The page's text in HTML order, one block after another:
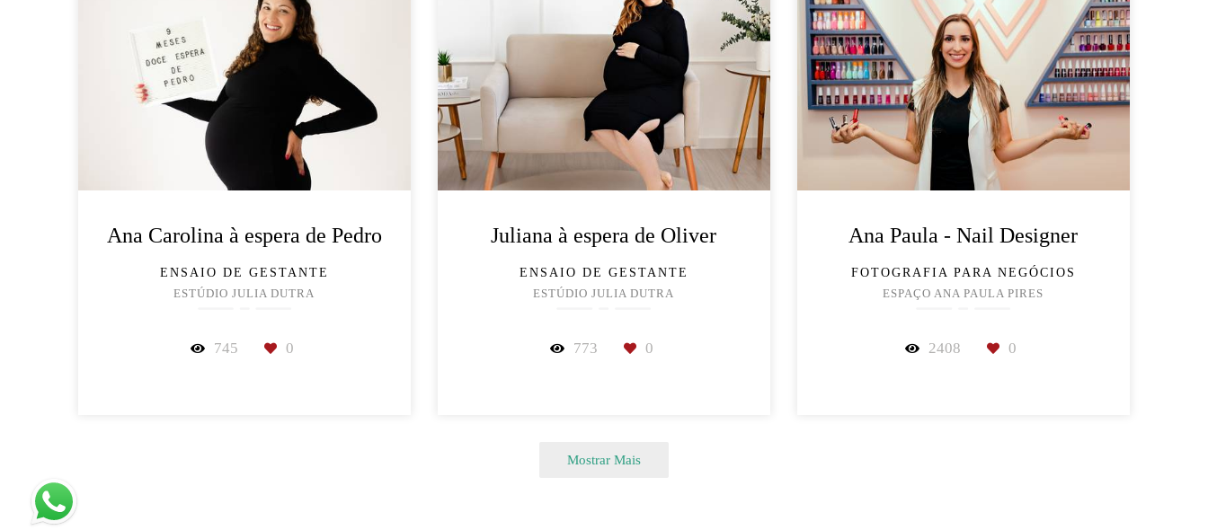
Ana Carolina à espera de Pedro
ENSAIO DE GESTANTE
ESTÚDIO JULIA DUTRA
745 0
Juliana à espera de Oliver
ENSAIO DE GESTANTE
ESTÚDIO JULIA DUTRA
773 0
Ana Paula - Nail Designer
FOTOGRAFIA PARA NEGÓCIOS
ESPAÇO ANA PAULA PIRES
2408 0
Mostrar Mais